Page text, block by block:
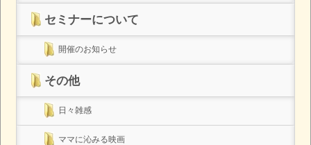
セミナーについて
開催のお知らせ
その他
日々雑感
ママに沁みる映画